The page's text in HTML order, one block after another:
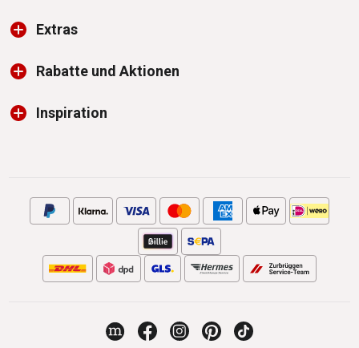
Extras
Rabatte und Aktionen
Inspiration